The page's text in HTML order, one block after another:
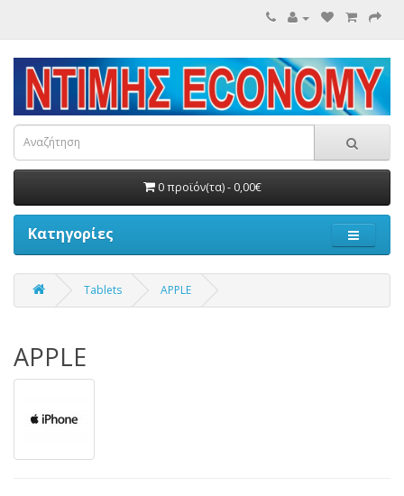
0 προϊόν(τα) - 0,00€
Κατηγορίες
Tablets APPLE
APPLE